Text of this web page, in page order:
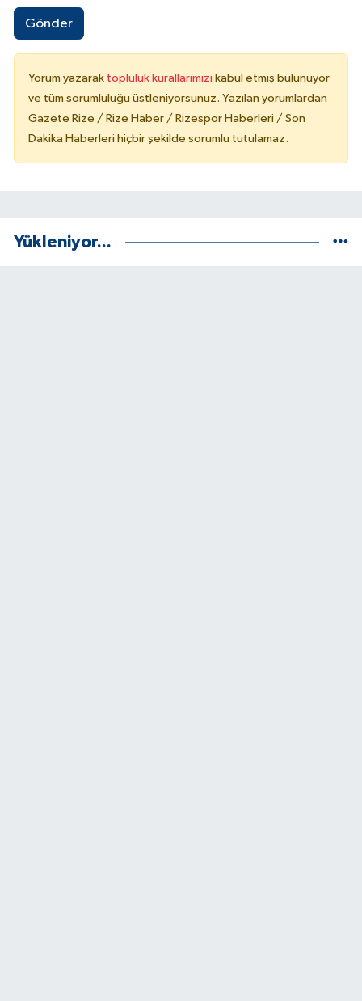
Gönder
Yorum yazarak topluluk kurallarımızı kabul etmiş bulunuyor
ve tüm sorumluluğu üstleniyorsunuz. Yazılan yorumlardan
Gazete Rize / Rize Haber / Rizespor Haberleri / Son
Dakika Haberleri hiçbir şekilde sorumlu tutulamaz.
Yükleniyor...